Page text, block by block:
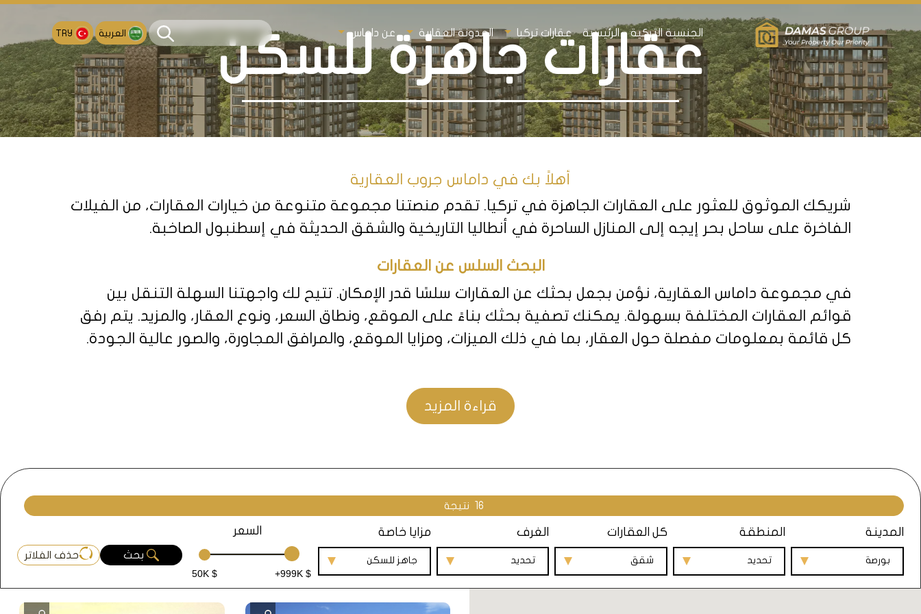
الجنسية التركية الرئيسية عقارات تركيا المدونة العقارية عن داماس العربية TRY عقارات جاهزة للسكن
أهلاً بك في داماس جروب العقارية
شريكك الموثوق للعثور على العقارات الجاهزة في تركيا. تقدم منصتنا مجموعة متنوعة من خيارات العقارات، من الفيلات
الفاخرة على ساحل بحر إيجه إلى المنازل الساحرة في أنطاليا التاريخية والشقق الحديثة في إسطنبول الصاخبة.
البحث السلس عن العقارات
في مجموعة داماس العقارية، نؤمن بجعل بحثك عن العقارات سلسًا قدر الإمكان. تتيح لك واجهتنا السهلة التنقل بين
قوائم العقارات المختلفة بسهولة. يمكنك تصفية بحثك بناءً على الموقع، ونطاق السعر، ونوع العقار، والمزيد. يتم رفق
كل قائمة بمعلومات مفصلة حول العقار، بما في ذلك الميزات، ومزايا الموقع، والمرافق المجاورة، والصور عالية الجودة.
فريقنا من محترفي العقارات ذوي الخبرة مستعد دائمًا لمساعدتك طوال رحلتك العقارية. نحن نفهم أن شراء عقار هو قرار
تجربة إسطنبول
العثور على عقار جاهز في إسطنبول هو تجربة فريدة من نوعها. إسطنبول، قلب تركيا، هي مدينة نابضة بالحياة تمزج بين
التقاليد والحداثة بشكل جميل. تقدم تاريخًا غنيًا، وثقافة متنوعة، وهندسة معمارية مدهشة، مما يجعلها مكانًا مثاليًا
للاستثمار العقاري.
المجتمع والمرافق في إسطنبول
عندما تختار عقارًا جاهزًا في إسطنبول، فأنت لا تشتري منزلاً فحسب، بل أنت تصبح أيضًا جزءًا من مجتمع حيوي. تقدم
قراءة المزيد
16 نتيجة
المدينة
بورصة
المنطقة
تحديد
كل العقارات
شقق
الغرف
تحديد
مزايا خاصة
جاهز للسكن
السعر
50K $ +999K $
بحث حذف الفلاتر